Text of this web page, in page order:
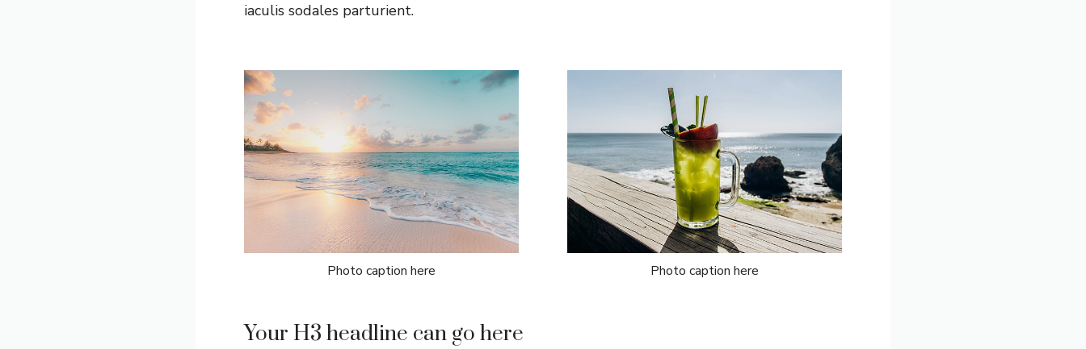
iaculis sodales parturient.
Photo caption here Photo caption here
Your H3 headline can go here